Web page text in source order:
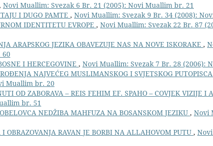
Novi Muallim: Svezak 6 Br. 21 (2005): Novi Muallim br. 21
I DUGO PAMTE , Novi Muallim: Svezak 9 Br. 34 (2008):
IDENTITETU EVROPE , Novi Muallim: Svezak 22 Br. 87
ARAPSKOG JEZIKA OBAVEZUJE NAS NA NOVE ISKORAKE ,
60
I HERCEGOVINE , Novi Muallim: Svezak 7 Br. 28 (2006):
NAJVEĆEG MUSLIMANSKOG I SVJETSKOG
Muallim br. 20
OD ZABORAVA – REIS FEHIM EF. SPAHO – COVJEK VIZIJE I
br. 51
NEDŽIBA MAHFUZA NA BOSANSKOM JEZIKU , Novi
OBRAZOVANJA RAVAN JE BORBI NA ALLAHOVOM PUTU ,